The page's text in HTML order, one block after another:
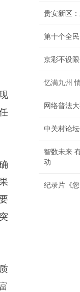
贵安新区
第十个全
京彩不设
忆满九州
网络普法
中关村论
智数未来
动
纪录片《您